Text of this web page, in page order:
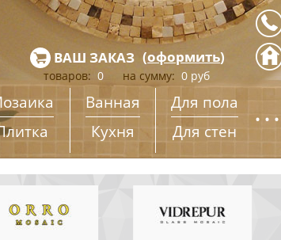
ВАШ ЗАКАЗ (оформить)
товаров: 0 на сумму: 0 руб
Ванная
Кухня
Для пола
Для стен
...